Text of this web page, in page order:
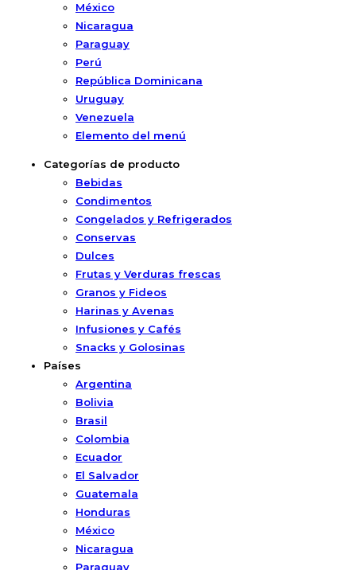
México
Nicaragua
Paraguay
Perú
República Dominicana
Uruguay
Venezuela
Elemento del menú
Categorías de producto
Bebidas
Condimentos
Congelados y Refrigerados
Conservas
Dulces
Frutas y Verduras frescas
Granos y Fideos
Harinas y Avenas
Infusiones y Cafés
Snacks y Golosinas
Países
Argentina
Bolivia
Brasil
Colombia
Ecuador
El Salvador
Guatemala
Honduras
México
Nicaragua
Paraguay